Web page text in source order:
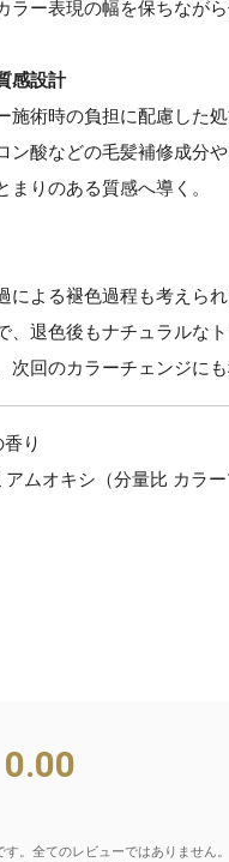
ー表現の幅を保ちなが
感設計
術時の負担に配慮した処
酸などの毛髪補修成分
りのある質感へ導く。
よる褪色過程も考えられ
退色後もナチュラルなト
回のカラーチェンジに
り
ムオキシ（分量比 カラー
0.00
。全てのレビューではありません。